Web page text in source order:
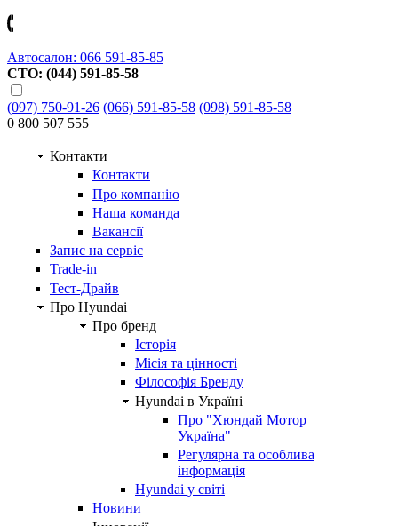
Автосалон: 066 591-85-85
СТО: (044) 591-85-58
(097) 750-91-26 (066) 591-85-58 (098) 591-85-58
0 800 507 555
Контакти
Контакти
Про компанію
Наша команда
Вакансії
Запис на сервіс
Trade-in
Тест-Драйв
Про Hyundai
Про бренд
Історія
Місія та цінності
Філософія Бренду
Hyundai в Україні
Про "Хюндай Мотор
Україна"
Регулярна та особлива
інформація
Hyundai у світі
Новини